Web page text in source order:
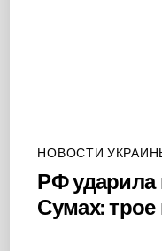
НОВОСТИ
РФ ударила
Сумах: